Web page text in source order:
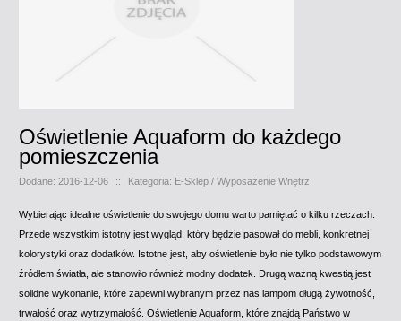
Oświetlenie Aquaform do każdego
pomieszczenia
Dodane: 2016-12-06 :: Kategoria: E-Sklep / Wyposażenie Wnętrz
Wybierając idealne oświetlenie do swojego domu warto pamiętać o kilku rzeczach.
Przede wszystkim istotny jest wygląd, który będzie pasował do mebli, konkretnej
kolorystyki oraz dodatków. Istotne jest, aby oświetlenie było nie tylko podstawowym
źródłem światła, ale stanowiło również modny dodatek. Drugą ważną kwestią jest
solidne wykonanie, które zapewni wybranym przez nas lampom długą żywotność,
trwałość oraz wytrzymałość. Oświetlenie Aquaform, które znajdą Państwo w